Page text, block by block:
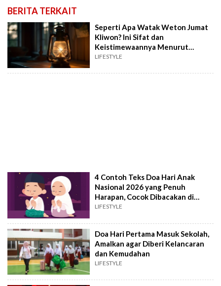
BERITA TERKAIT
Seperti Apa Watak Weton Jumat
Kliwon? Ini Sifat dan
Keistimewaannya Menurut
Primbon
LIFESTYLE
4 Contoh Teks Doa Hari Anak
Nasional 2026 yang Penuh
Harapan, Cocok Dibacakan di
Sekolah
LIFESTYLE
Doa Hari Pertama Masuk Sekolah,
Amalkan agar Diberi Kelancaran
dan Kemudahan
LIFESTYLE